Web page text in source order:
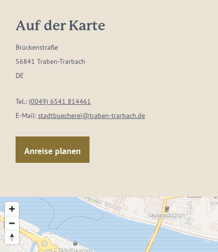
Auf der Karte
Brückenstraße
56841 Traben-Trarbach
DE
Tel.: (0049) 6541 814461
E-Mail: stadtbuecherei@traben-trarbach.de
Anreise planen